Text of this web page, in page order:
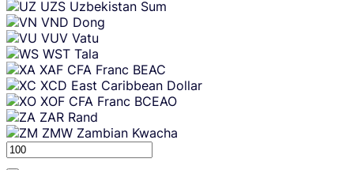
UZS Uzbekistan Sum
VND Dong
VUV Vatu
WST Tala
XAF CFA Franc BEAC
XCD East Caribbean Dollar
XOF CFA Franc BCEAO
ZAR Rand
ZMW Zambian Kwacha